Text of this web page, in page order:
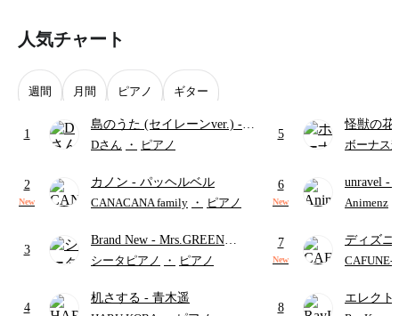
人気チャート
週間 月間 ピアノ ギター
1
島のうた (セイレーンver.) -
セイレーン(CV.鈴木みのり)
ード・ペダル付き/『映画ちい
かわ 人魚の島のひみつ』よ
Dさん ・ ピアノ
2
New
カノン - パッヘルベル
CANACANA family ・ ピアノ
3
Brand New - Mrs.GREEN
APPLE
シータピアノ ・ ピアノ
4
机さする - 青木遥
5
怪獣の
ードパー
ボーナス
6
New
unravel -
雨
Animenz
7
New
ディズ
レー-
ード有)
CAFUNE-
8
エレク